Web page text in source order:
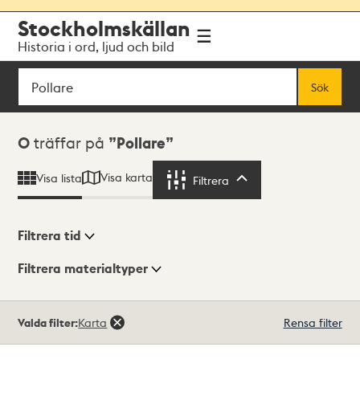
navigationen
huvudinnehållet
Stockholmskällan
Historia i ord, ljud och bild
Sök
Sök
Sökresultat
0 träffar på Pollare
Visa lista Visa karta Filtrera
Visningsläge
Filtrera tid
Filtrera materialtyper
träffar
Valda filter:Karta Rensa filter